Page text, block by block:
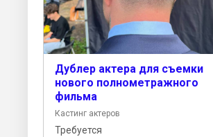
Дублер актера для съемки
нового полнометражного
фильма
Кастинг актеров
Требуется